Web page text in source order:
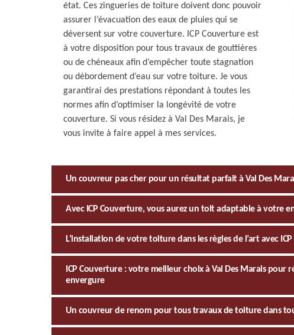
état. Ces zingueries de toiture doivent donc pouvoir
assurer l’évacuation des eaux de pluies qui se
déversent sur votre couverture. ICP Couverture est
à votre disposition pour tous travaux de gouttières
ou de chéneaux afin d’empêcher toute stagnation
ou débordement d’eau sur votre toiture. Je vous
garantirai des prestations répondant à toutes les
normes afin d’optimiser la longévité de votre
couverture. Si vous résidez à Val Des Marais, je
vous invite à faire appel à mes services.
Un couvreur pas cher pour un résultat parfait à Val Des
Avec ICP Couverture, vous aurez un toit adaptable à votre
L’installation de votre toiture dans les règles de l’art avec
ICP Couverture : votre meilleur choix à Val Des Marais
envergure
Un couvreur de renom pour tous travaux de toiture dans